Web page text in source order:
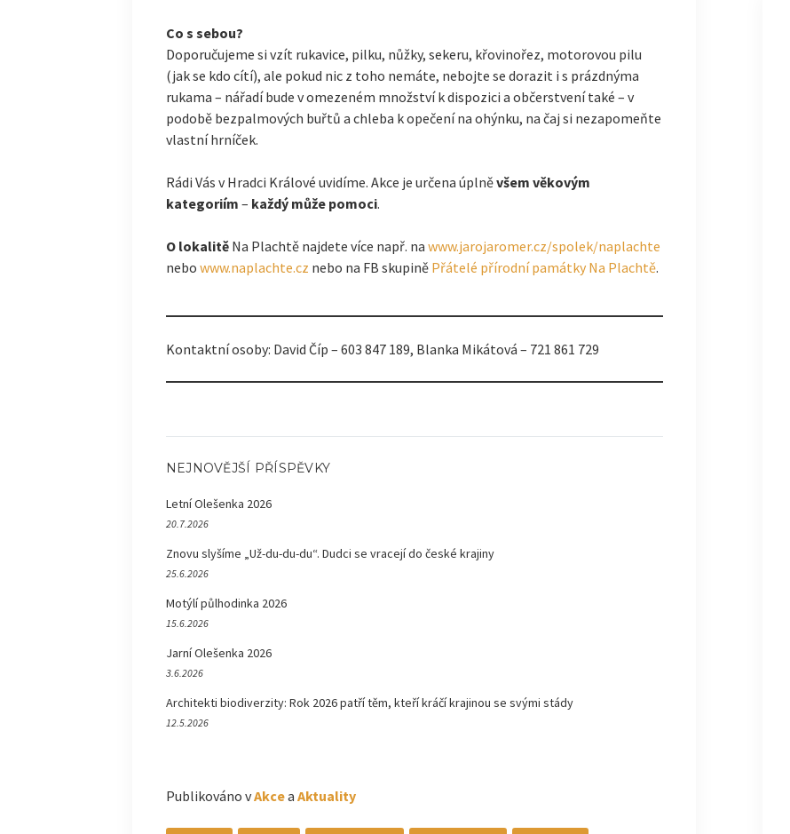
Co s sebou?
Doporučujeme si vzít rukavice, pilku, nůžky, sekeru, křovinořez, motorovou pilu
(jak se kdo cítí), ale pokud nic z toho nemáte, nebojte se dorazit i s prázdnýma
rukama – nářadí bude v omezeném množství k dispozici a občerstvení také – v
podobě bezpalmových buřtů a chleba k opečení na ohýnku, na čaj si nezapomeňte
vlastní hrníček.
Rádi Vás v Hradci Králové uvidíme. Akce je určena úplněvšem věkovým
kategoriím – každý může pomoci.
O lokalitě Na Plachtě najdete více např. na www.jarojaromer.cz/spolek/naplachte
nebo www.naplachte.cz nebo na FB skupině Přátelé přírodní památky Na Plachtě.
Kontaktní osoby: David Číp – 603 847 189, Blanka Mikátová – 721 861 729
NEJNOVĚJŠÍ PŘÍSPĚVKY
Letní Olešenka 2026
20.7.2026
Znovu slyšíme „Už-du-du-du“. Dudci se vracejí do české krajiny
25.6.2026
Motýlí půlhodinka 2026
15.6.2026
Jarní Olešenka 2026
3.6.2026
Architekti biodiverzity: Rok 2026 patří těm, kteří kráčí krajinou se svými stády
12.5.2026
Publikováno vAkcea Aktuality